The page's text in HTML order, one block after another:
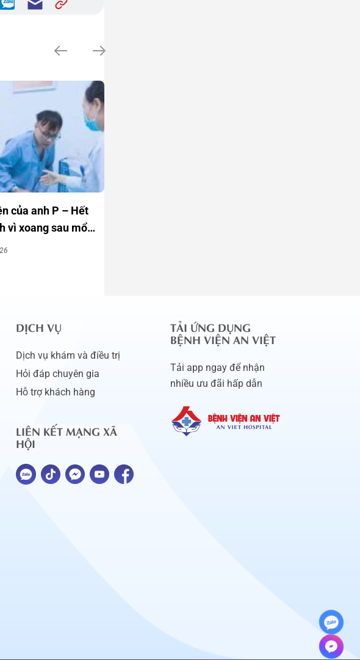
của anh P – Hết
vì xoang sau mổ
DỊCH VỤ
Dịch vụ khám và điều trị
Hỏi đáp chuyên gia
Hỗ trợ khách hàng
LIÊN KẾT MẠNG XÃ
HỘI
TẢI ỨNG DỤNG
BỆNH VIỆN AN VIỆT
Tải app ngay để nhận
nhiều ưu đãi hấp dẫn